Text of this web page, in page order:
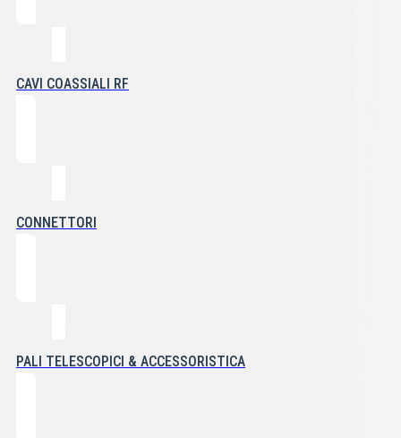
CAVI COASSIALI RF
CONNETTORI
PALI TELESCOPICI & ACCESSORISTICA